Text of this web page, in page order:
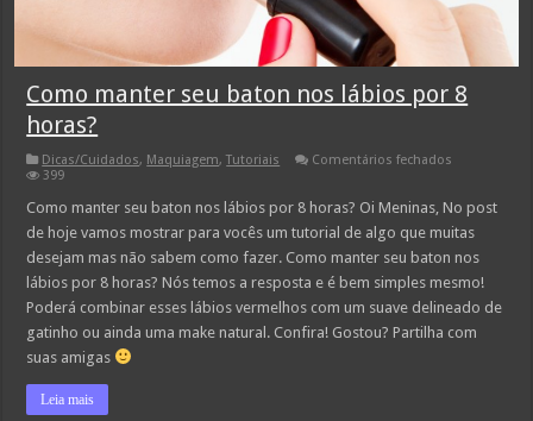
Como manter seu baton nos lábios por 8
horas?
Dicas/Cuidados, Maquiagem,Tutoriais Comentários fechados
seu
baton
nos
lábios
por
8
horas?
399
Como manter seu baton nos lábios por 8 horas? Oi Meninas, No post
de hoje vamos mostrar para vocês um tutorial de algo que muitas
desejam mas não sabem como fazer. Como manter seu baton nos
lábios por 8 horas? Nós temos a resposta e é bem simples mesmo!
Poderá combinar esses lábios vermelhos com um suave delineado de
gatinho ou ainda uma make natural. Confira! Gostou? Partilha com
suas amigas
Leia mais